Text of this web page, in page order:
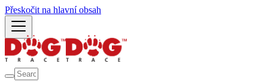
Přeskočit na hlavní obsah